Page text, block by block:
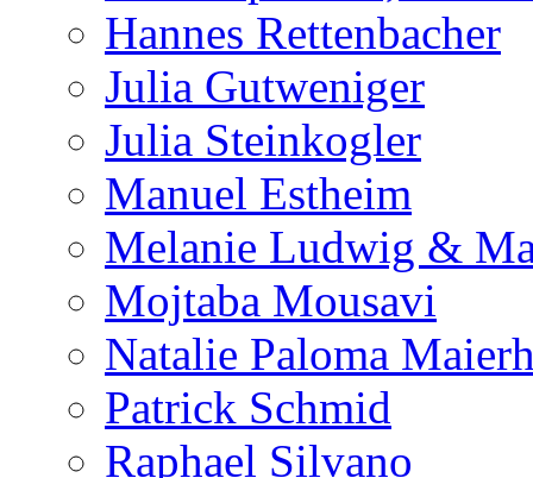
Hannes Rettenbacher
Julia Gutweniger
Julia Steinkogler
Manuel Estheim
Melanie Ludwig &
Mojtaba Mousavi
Natalie Paloma
Patrick Schmid
Raphael Silvano